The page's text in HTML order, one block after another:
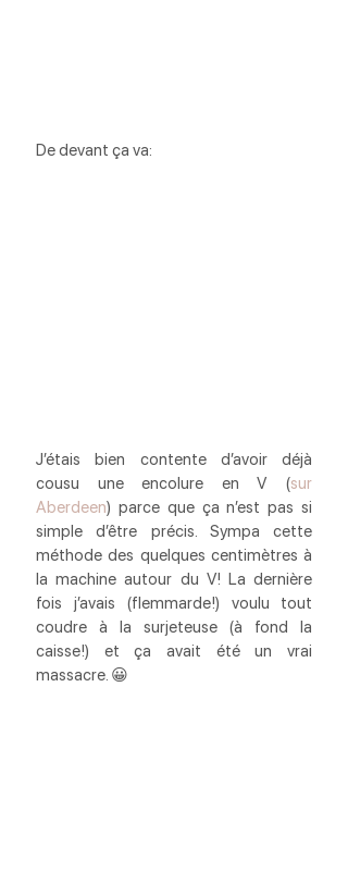
De devant ça va:
J’étais bien contente d’avoir déjà
cousu une encolure en V (sur
Aberdeen) parce que ça n’est pas si
simple d’être précis. Sympa cette
méthode des quelques centimètres à
la machine autour du V! La dernière
fois j’avais (flemmarde!) voulu tout
coudre à la surjeteuse (à fond la
caisse!) et ça avait été un vrai
massacre. 😀